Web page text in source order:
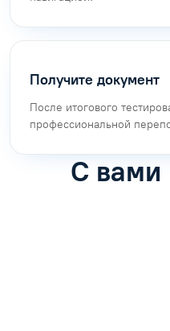
Получите документ
После итогового
профессиональной
С вами